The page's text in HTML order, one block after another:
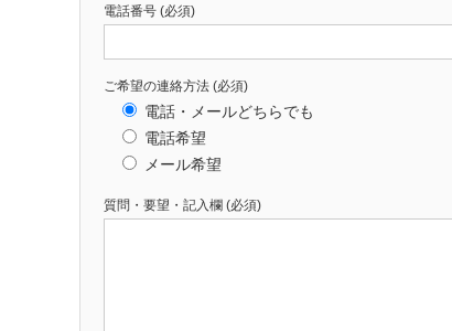
電話番号 (必須)
ご希望の連絡方法 (必須)
電話・メールどちらでも
電話希望
メール希望
質問・要望・記入欄 (必須)